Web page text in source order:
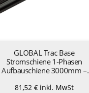
GLOBAL Trac Base
Stromschiene 1-Phasen
Aufbauschiene 3000mm –
81,52 €inkl. MwSt